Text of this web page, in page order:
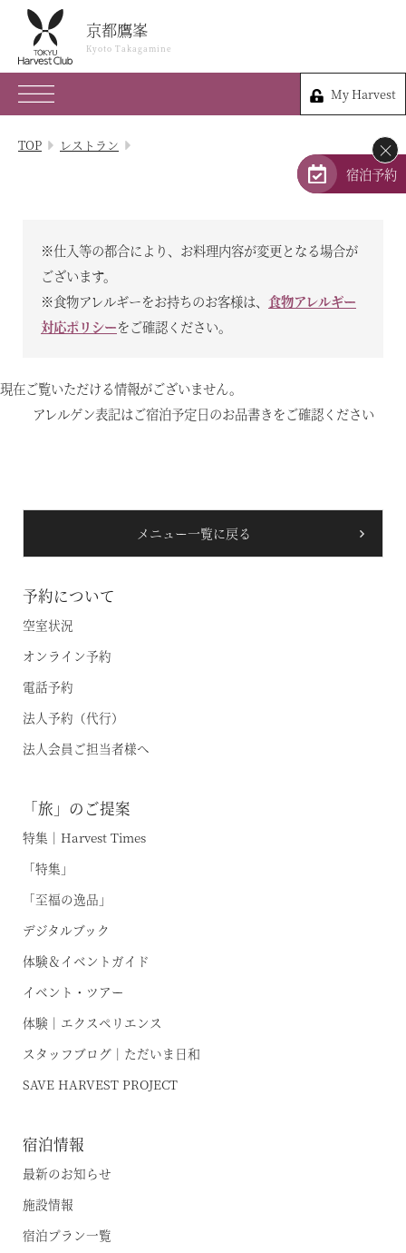
京都鷹峯
Kyoto Takagamine
My Harvest
京都鷹峯
Kyoto Takagamine
075-491-0109
京都府京都市北区衣笠鏡石町47
My Harvest
宿泊プラン
体験 & イベントガイド
客室 / 料金
お知らせ
ただいま日和
総合サイトに戻る
TOP レストラン
※仕入等の都合により、お料理内容が変更となる場合が
ございます。
※食物アレルギーをお持ちのお客様は、 食物アレルギー
対応ポリシーをご確認ください。
現在ご覧いただける情報がございません。
アレルゲン表記はご宿泊予定日のお品書きをご確認ください
メニュー一覧に戻る
×
宿泊予約
予約について
空室状況
オンライン予約
電話予約
法人予約（代行）
法人会員ご担当者様へ
「旅」のご提案
特集｜Harvest Times
「特集」
「至福の逸品」
デジタルブック
体験＆イベントガイド
イベント・ツアー
体験｜エクスペリエンス
スタッフブログ｜ただいま日和
SAVE HARVEST PROJECT
宿泊情報
最新のお知らせ
施設情報
宿泊プラン一覧